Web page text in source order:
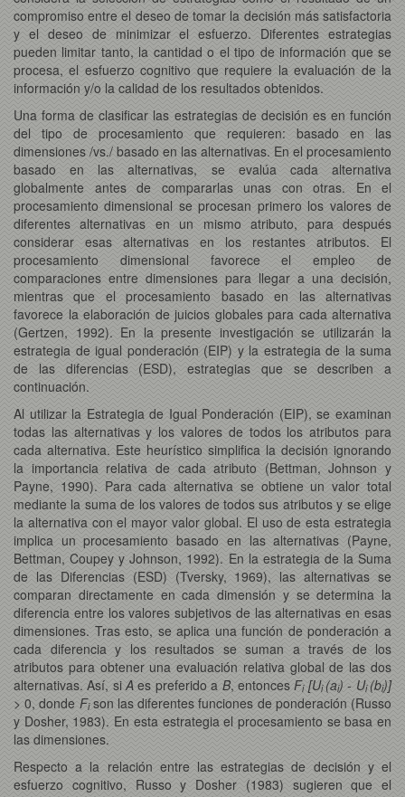
compromiso entre el deseo de tomar la decisión más satisfactoria
y el deseo de minimizar el esfuerzo. Diferentes estrategias
pueden limitar tanto, la cantidad o el tipo de información que se
procesa, el esfuerzo cognitivo que requiere la evaluación de la
información y/o la calidad de los resultados obtenidos.
Una forma de clasificar las estrategias de decisión es en función
del tipo de procesamiento que requieren: basado en las
dimensiones /vs./ basado en las alternativas. En el procesamiento
basado en las alternativas, se evalúa cada alternativa
globalmente antes de compararlas unas con otras. En el
procesamiento dimensional se procesan primero los valores de
diferentes alternativas en un mismo atributo, para después
considerar esas alternativas en los restantes atributos. El
procesamiento dimensional favorece el empleo de
comparaciones entre dimensiones para llegar a una decisión,
mientras que el procesamiento basado en las alternativas
favorece la elaboración de juicios globales para cada alternativa
(Gertzen, 1992). En la presente investigación se utilizarán la
estrategia de igual ponderación (EIP) y la estrategia de la suma
de las diferencias (ESD), estrategias que se describen a
continuación.
Al utilizar la Estrategia de Igual Ponderación (EIP), se examinan
todas las alternativas y los valores de todos los atributos para
cada alternativa. Este heurístico simplifica la decisión ignorando
la importancia relativa de cada atributo (Bettman, Johnson y
Payne, 1990). Para cada alternativa se obtiene un valor total
mediante la suma de los valores de todos sus atributos y se elige
la alternativa con el mayor valor global. El uso de esta estrategia
implica un procesamiento basado en las alternativas (Payne,
Bettman, Coupey y Johnson, 1992). En la estrategia de la Suma
de las Diferencias (ESD) (Tversky, 1969), las alternativas se
comparan directamente en cada dimensión y se determina la
diferencia entre los valores subjetivos de las alternativas en esas
dimensiones. Tras esto, se aplica una función de ponderación a
cada diferencia y los resultados se suman a través de los
atributos para obtener una evaluación relativa global de las dos
alternativas. Así, siA es preferido a B, entonces Fi[Ui (ai) - Ui (bi)]
> 0, donde Fison las diferentes funciones de ponderación (Russo
y Dosher, 1983). En esta estrategia el procesamiento se basa en
las dimensiones.
Respecto a la relación entre las estrategias de decisión y el
esfuerzo cognitivo, Russo y Dosher (1983) sugieren que el